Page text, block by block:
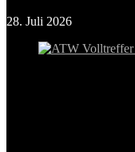
28. Juli 2026